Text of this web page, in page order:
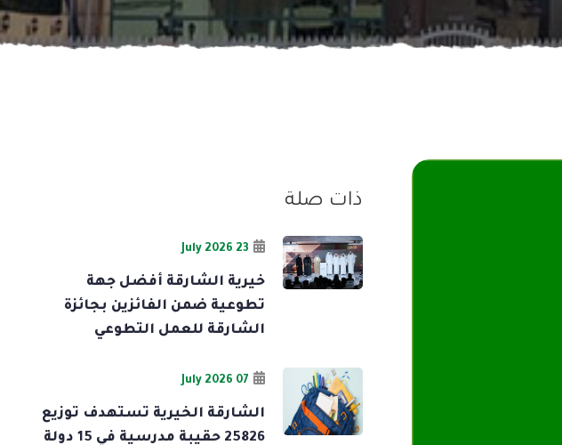
ذات صلة
23 July 2026
خيرية الشارقة أفضل جهة
تطوعية ضمن الفائزين بجائزة
الشارقة للعمل التطوعي
07 July 2026
الشارقة الخيرية تستهدف توزيع
25826 حقيبة مدرسية في 15 دولة